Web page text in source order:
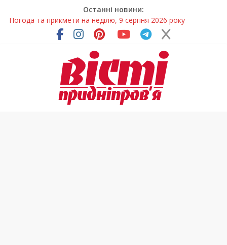
Останні новини:
Говорити про воду без паніки: чому важлива правильна
Лікар – на екрані: Як працюють телемедичні центри на
У Дніпрі триває масштабна підготовка до опалювального
Пошуки тривають: на Дніпропетровщині досліджують місце
розташування легендарного монастиря (Фото)